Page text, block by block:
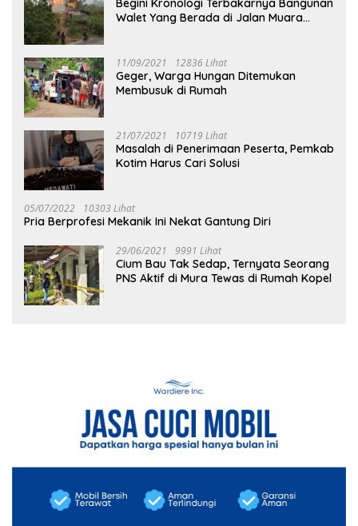
Begini Kronologi Terbakarnya Bangunan
Walet Yang Berada di Jalan Muara
11/09/2021 12836 Lihat
Geger, Warga Hungan Ditemukan
Membusuk di Rumah
21/07/2021 10719 Lihat
Masalah di Penerimaan Peserta, Pemkab
Kotim Harus Cari Solusi
05/07/2022 10303 Lihat
Pria Berprofesi Mekanik Ini Nekat Gantung Diri
29/06/2021 9991 Lihat
Cium Bau Tak Sedap, Ternyata Seorang
PNS Aktif di Mura Tewas di Rumah Kopel